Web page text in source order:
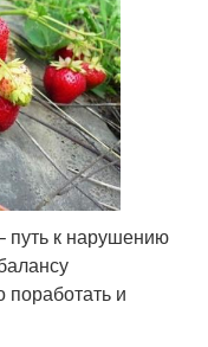
путь к нарушению
и